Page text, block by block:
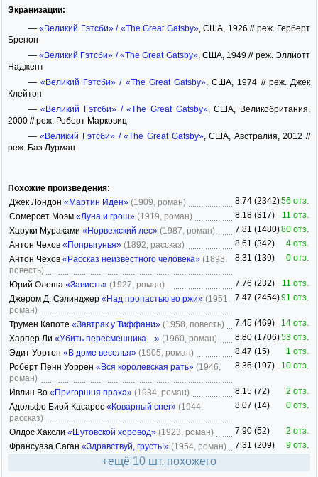
Экранизации:
—«Великий Гэтсби» / «The Great Gatsby», США, 1926 // реж. Герберт
Бренон
—«Великий Гэтсби» / «The Great Gatsby», США, 1949 // реж. Эллиотт
Наджент
— «Великий Гэтсби» / «The Great Gatsby» , США, 1974 // реж. Джек
Клейтон
—«Великий Гэтсби» / «The Great Gatsby», США, Великобритания,
2000 // реж. Роберт Марковиц
—«Великий Гэтсби» / «The Great Gatsby», США, Австралия, 2012 //
реж. Баз Лурман
Похожие произведения:
Джек Лондон «Мартин Иден» (1909, роман) 8.74 (2342)56 отз.
Сомерсет Моэм «Луна и грош» (1919, роман) 8.18 (317)
11 отз.
Харуки Мураками «Норвежский лес» (1987, роман) 7.81 (1480)80 отз.
Антон Чехов «Попрыгунья» (1892, рассказ) 8.61 (342)
4 отз.
Антон Чехов «Рассказ неизвестного человека» (1893,
повесть)
8.31 (139) 0 отз.
Юрий Олеша «Зависть» (1927, роман) 7.76 (232)
11 отз.
Джером Д. Сэлинджер «Над пропастью во ржи» (1951,
роман)
7.47 (2454)91 отз.
Трумен Капоте «Завтрак у Тиффани» (1958, повесть) 7.45 (469)
14 отз.
Харпер Ли «Убить пересмешника…» (1960, роман) 8.80 (1706)53 отз.
Эдит Уортон «В доме веселья» (1905, роман) 8.47 (15)
1 отз.
Роберт Пенн Уоррен «Вся королевская рать» (1946,
роман)
8.36 (197) 10 отз.
Ивлин Во «Пригоршня праха» (1934, роман) 8.15 (72)
2 отз.
Адольфо Биой Касарес «Коварный снег» (1944,
рассказ)
8.07 (14) 0 отз.
Олдос Хаксли «Шутовской хоровод» (1923, роман) 7.90 (52)
2 отз.
Франсуаза Саган «Здравствуй, грусть!» (1954, роман) 7.31 (209) 9 отз.
+ещё 10 шт. похожего